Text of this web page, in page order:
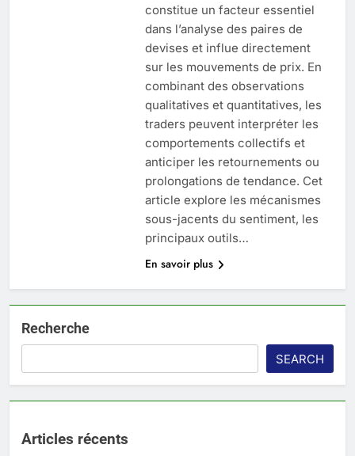
constitue un facteur essentiel
dans l’analyse des paires de
devises et influe directement
sur les mouvements de prix. En
combinant des observations
qualitatives et quantitatives, les
traders peuvent interpréter les
comportements collectifs et
anticiper les retournements ou
prolongations de tendance. Cet
article explore les mécanismes
sous-jacents du sentiment, les
principaux outils…
En savoir plus
Recherche
SEARCH
Articles récents